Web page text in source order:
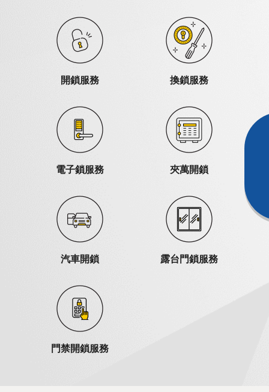
開鎖服務 換鎖服務
電子鎖服務 夾萬開鎖
汽車開鎖 露台門鎖服務
門禁開鎖服務